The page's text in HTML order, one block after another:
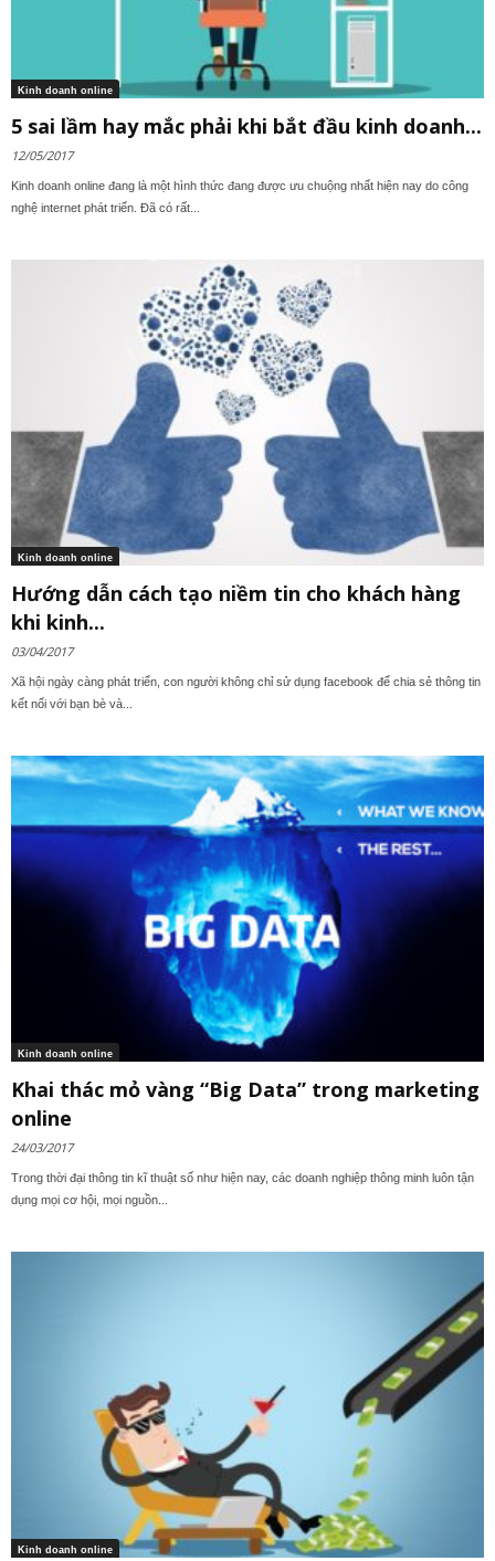
Kinh doanh online
5 sai lầm hay mắc phải khi bắt đầu kinh doanh...
12/05/2017
Kinh doanh online đang là một hình thức đang được ưu chuộng nhất hiện nay do công
nghệ internet phát triển. Đã có rất...
Kinh doanh online
Hướng dẫn cách tạo niềm tin cho khách hàng
khi kinh...
03/04/2017
Xã hội ngày càng phát triển, con người không chỉ sử dụng facebook để chia sẻ thông tin
kết nối với bạn bè và...
Kinh doanh online
Khai thác mỏ vàng “Big Data” trong marketing
online
24/03/2017
Trong thời đại thông tin kĩ thuật số như hiện nay, các doanh nghiệp thông minh luôn tận
dụng mọi cơ hội, mọi nguồn...
Kinh doanh online